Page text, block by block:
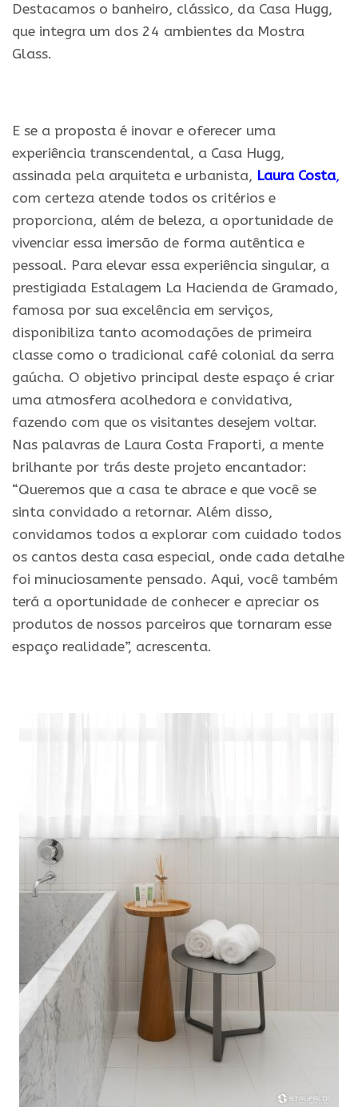
Destacamos o banheiro, clássico, da Casa Hugg,
que integra um dos 24 ambientes da Mostra
Glass.
E se a proposta é inovar e oferecer uma
experiência transcendental, a Casa Hugg,
assinada pela arquiteta e urbanista, Laura Costa,
com certeza atende todos os critérios e
proporciona, além de beleza, a oportunidade de
vivenciar essa imersão de forma autêntica e
pessoal. Para elevar essa experiência singular, a
prestigiada Estalagem La Hacienda de Gramado,
famosa por sua excelência em serviços,
disponibiliza tanto acomodações de primeira
classe como o tradicional café colonial da serra
gaúcha. O objetivo principal deste espaço é criar
uma atmosfera acolhedora e convidativa,
fazendo com que os visitantes desejem voltar.
Nas palavras de Laura Costa Fraporti, a mente
brilhante por trás deste projeto encantador:
“Queremos que a casa te abrace e que você se
sinta convidado a retornar. Além disso,
convidamos todos a explorar com cuidado todos
os cantos desta casa especial, onde cada detalhe
foi minuciosamente pensado. Aqui, você também
terá a oportunidade de conhecer e apreciar os
produtos de nossos parceiros que tornaram esse
espaço realidade”, acrescenta.